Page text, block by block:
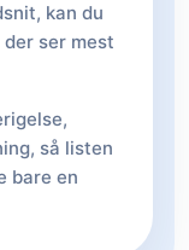
kan du
ser mest
så listen
bare en